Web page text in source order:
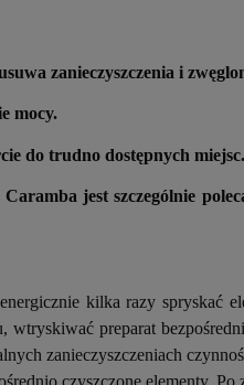
zanieczyszczenia i
mocy.
do trudno dostępnych miejsc.
jest szczególnie
kilka razy spryskać
preparat
zanieczyszczeniach
czyszczone elementy.